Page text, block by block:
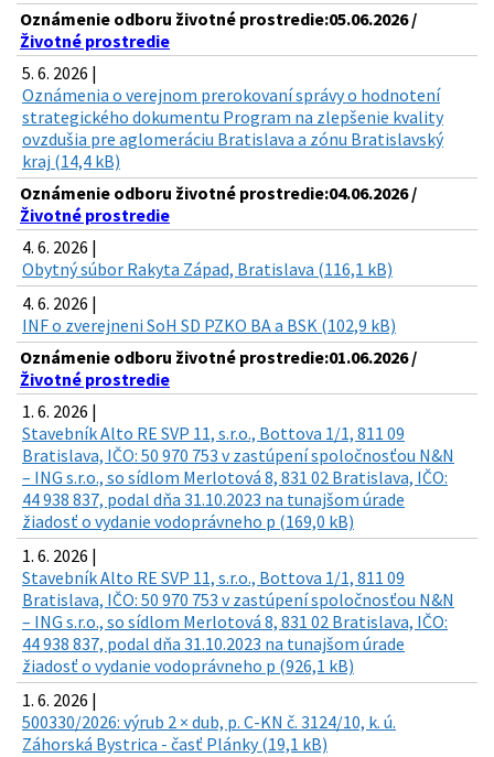
Oznámenie odboru životné prostredie:05.06.2026 /
Životné prostredie
5. 6. 2026 |
Oznámenia o verejnom prerokovaní správy o hodnotení
strategického dokumentu Program na zlepšenie kvality
ovzdušia pre aglomeráciu Bratislava a zónu Bratislavský
kraj (14,4 kB)
Oznámenie odboru životné prostredie:04.06.2026 /
Životné prostredie
4. 6. 2026 |
Obytný súbor Rakyta Západ, Bratislava (116,1 kB)
4. 6. 2026 |
INF o zverejneni SoH SD PZKO BA a BSK (102,9 kB)
Oznámenie odboru životné prostredie:01.06.2026 /
Životné prostredie
1. 6. 2026 |
Stavebník Alto RE SVP 11, s.r.o., Bottova 1/1, 811 09
Bratislava, IČO: 50 970 753 v zastúpení spoločnosťou N&N
– ING s.r.o., so sídlom Merlotová 8, 831 02 Bratislava, IČO:
44 938 837, podal dňa 31.10.2023 na tunajšom úrade
žiadosť o vydanie vodoprávneho p (169,0 kB)
1. 6. 2026 |
Stavebník Alto RE SVP 11, s.r.o., Bottova 1/1, 811 09
Bratislava, IČO: 50 970 753 v zastúpení spoločnosťou N&N
– ING s.r.o., so sídlom Merlotová 8, 831 02 Bratislava, IČO:
44 938 837, podal dňa 31.10.2023 na tunajšom úrade
žiadosť o vydanie vodoprávneho p (926,1 kB)
1. 6. 2026 |
500330/2026: výrub 2 × dub, p. C-KN č. 3124/10, k. ú.
Záhorská Bystrica - časť Plánky (19,1 kB)